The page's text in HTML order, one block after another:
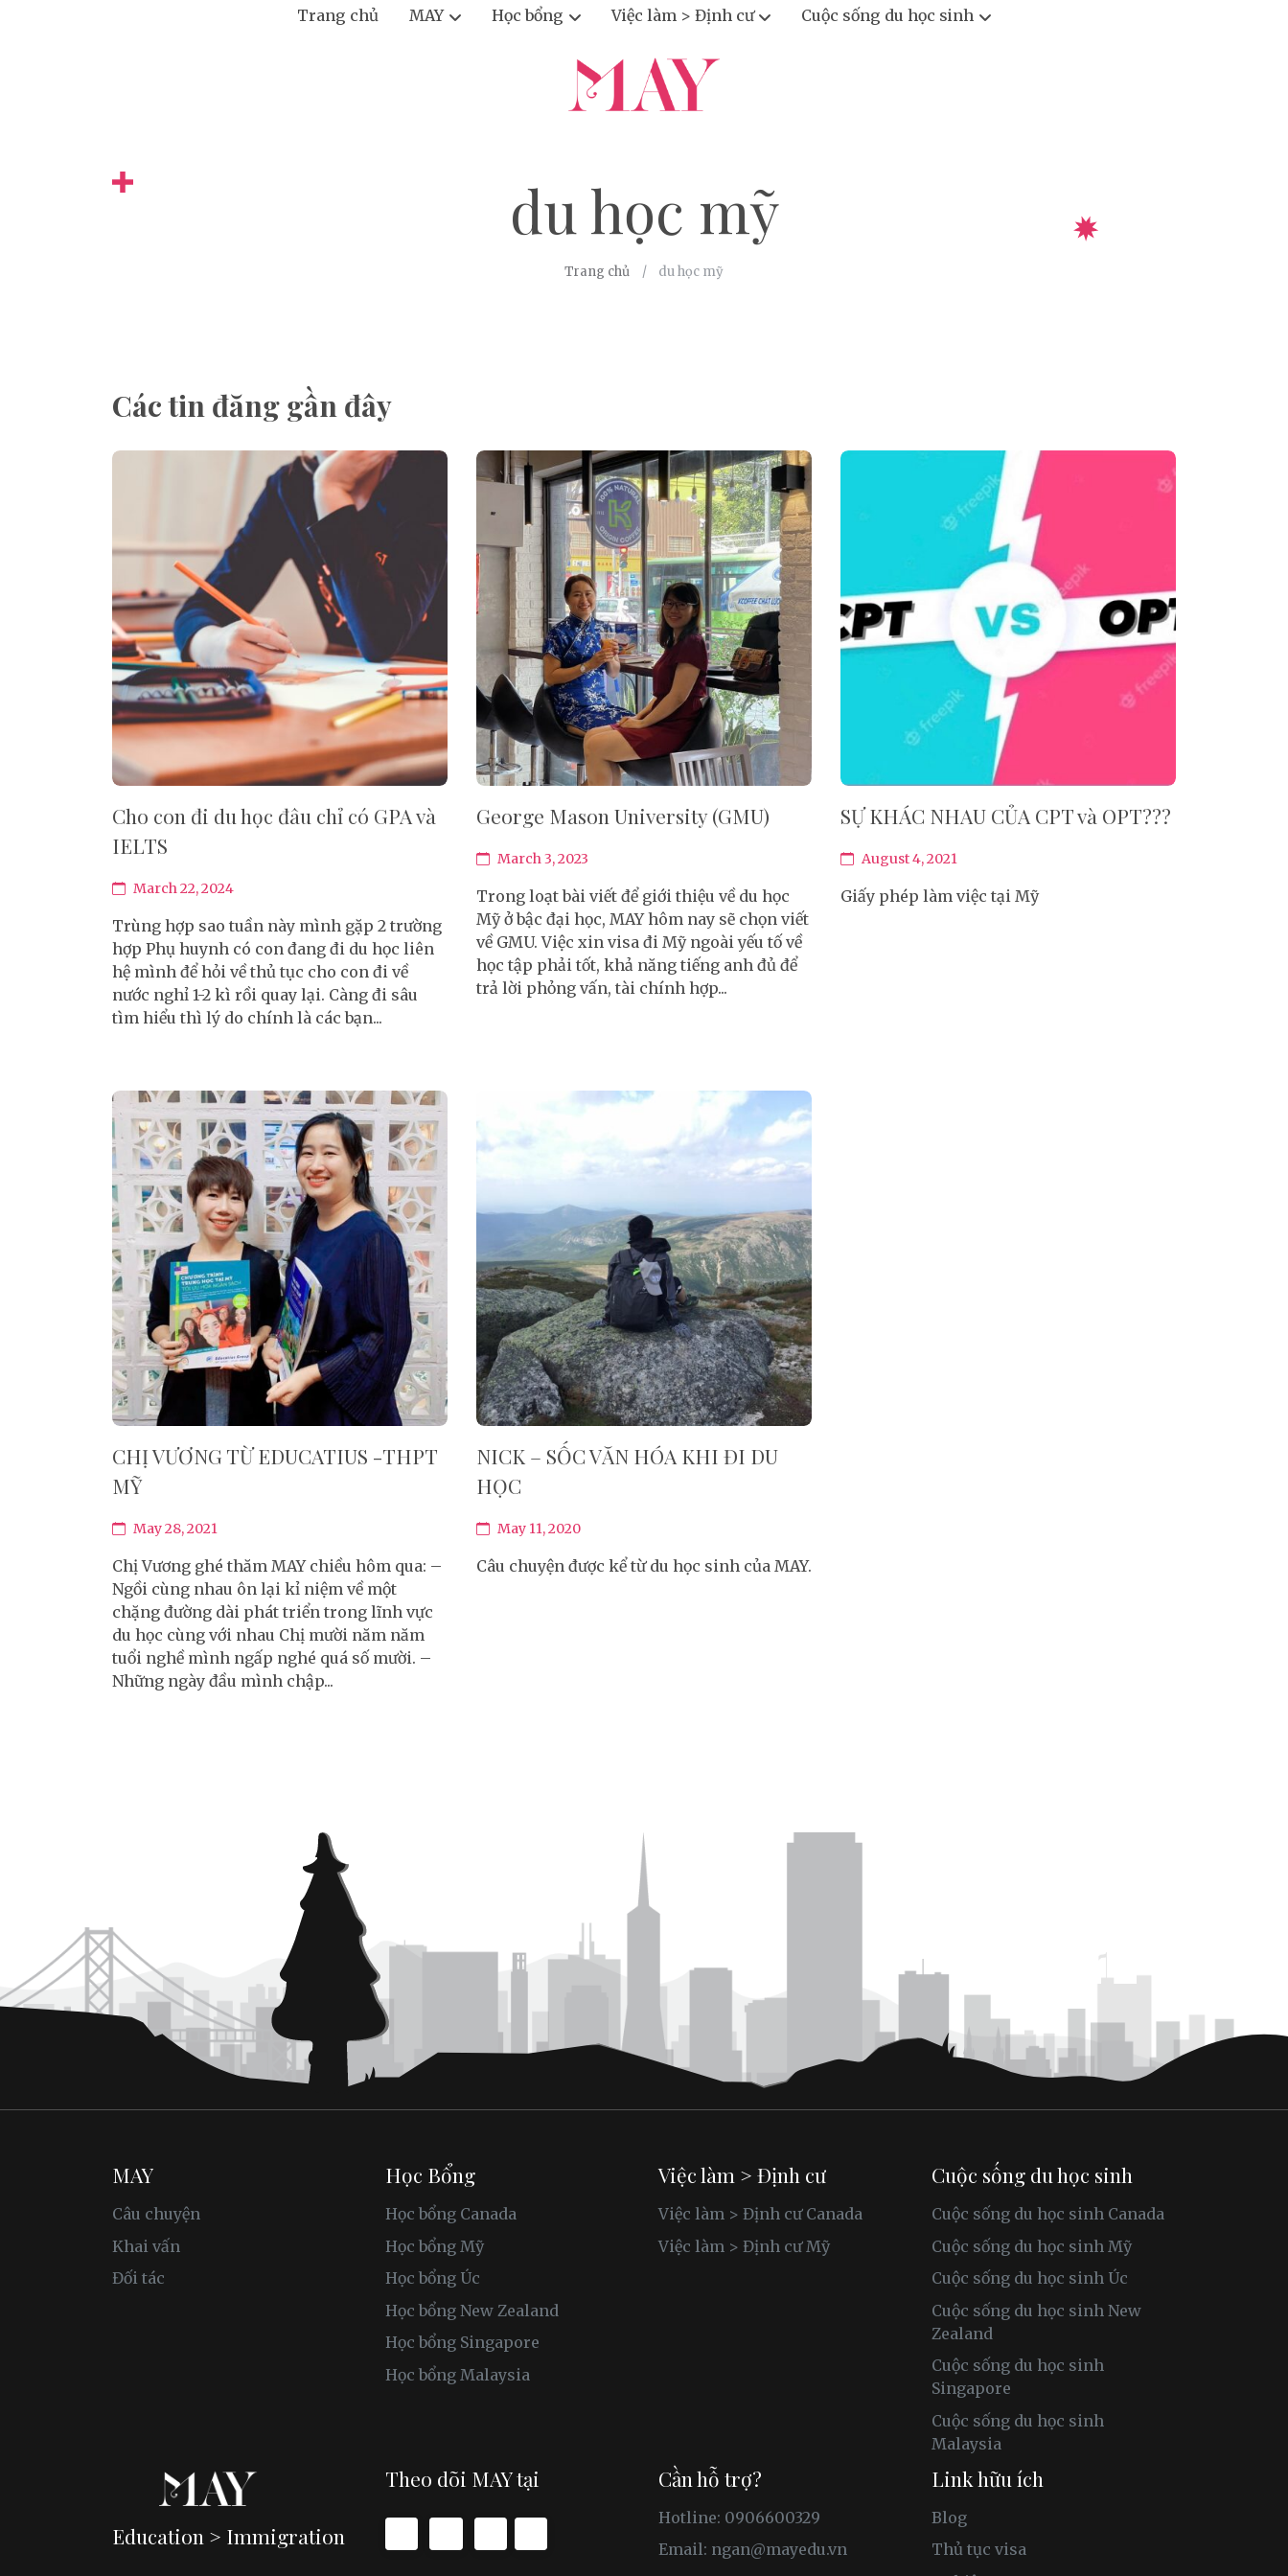
Trang chủ MAY Học bổng Việc làm > Định cư Cuộc sống du học sinh
du học mỹ
Trang chủ du học mỹ
Các tin đăng gần đây
Cho con đi du học đâu chỉ có GPA và
IELTS
March 22, 2024
Trùng hợp sao tuần này mình gặp 2 trường
hợp Phụ huynh có con đang đi du học liên
hệ mình để hỏi về thủ tục cho con đi về
nước nghỉ 1-2 kì rồi quay lại. Càng đi sâu
tìm hiểu thì lý do chính là các bạn...
George Mason University (GMU)
March 3, 2023
Trong loạt bài viết để giới thiệu về du học
Mỹ ở bậc đại học, MAY hôm nay sẽ chọn viết
về GMU. Việc xin visa đi Mỹ ngoài yếu tố về
học tập phải tốt, khả năng tiếng anh đủ để
trả lời phỏng vấn, tài chính hợp...
SỰ KHÁC NHAU CỦA CPT và OPT???
August 4, 2021
Giấy phép làm việc tại Mỹ
CHỊ VƯƠNG TỪ EDUCATIUS -THPT
MỸ
May 28, 2021
Chị Vương ghé thăm MAY chiều hôm qua: –
Ngồi cùng nhau ôn lại kỉ niệm về một
chặng đường dài phát triển trong lĩnh vực
du học cùng với nhau Chị mười năm năm
tuổi nghề mình ngấp nghé quá số mười. –
Những ngày đầu mình chập...
NICK – SỐC VĂN HÓA KHI ĐI DU
HỌC
May 11, 2020
Câu chuyện được kể từ du học sinh của MAY.
MAY
Câu chuyện
Khai vấn
Đối tác
Học Bổng
Học bổng Canada
Học bổng Mỹ
Học bổng Úc
Học bổng New Zealand
Học bổng Singapore
Học bổng Malaysia
Việc làm > Định cư
Việc làm > Định cư Canada
Việc làm > Định cư Mỹ
Cuộc sống du học sinh
Cuộc sống du học sinh Canada
Cuộc sống du học sinh Mỹ
Cuộc sống du học sinh Úc
Cuộc sống du học sinh New
Zealand
Cuộc sống du học sinh
Singapore
Cuộc sống du học sinh
Malaysia
Education > Immigration
Theo dõi MAY tại Cần hỗ trợ?
Hotline: 0906600329
Email: ngan@mayedu.vn
Link hữu ích
Blog
Thủ tục visa